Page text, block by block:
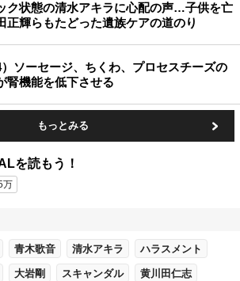
ク状態の清水アキラに心配の声…子供を亡
正輝らもたどった遺族ケアの道のり
ソーセージ、ちくわ、プロセスチーズの
腎機能を低下させる
もっとみる
を読もう！
万
青木歌音 清水アキラ ハラスメント
大岩剛 スキャンダル 黄川田仁志